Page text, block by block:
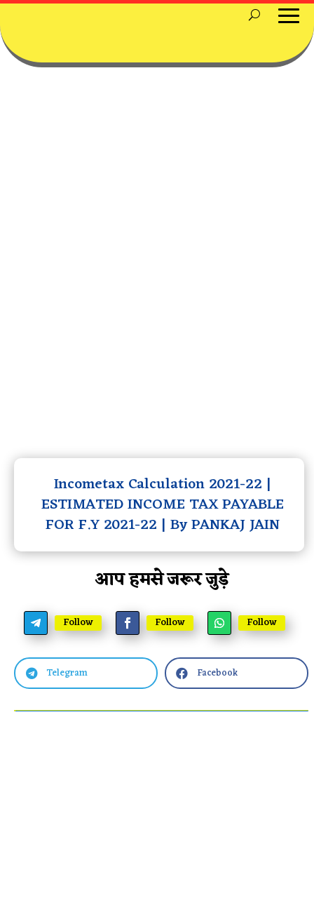
Incometax Calculation 2021-22 |
ESTIMATED INCOME TAX PAYABLE
FOR F.Y 2021-22 | By PANKAJ JAIN
आप हमसे जरूर जुड़े
Follow Follow Follow
 Telegram  Facebook